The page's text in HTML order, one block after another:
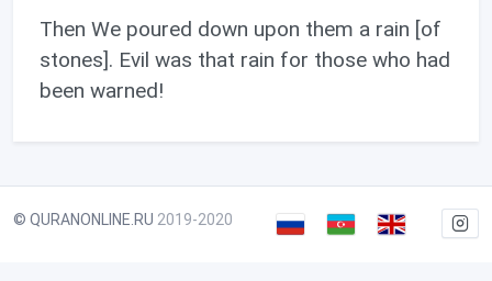
Then We poured down upon them a rain [of
stones]. Evil was that rain for those who had
been warned!
© QURANONLINE.RU 2019-2020